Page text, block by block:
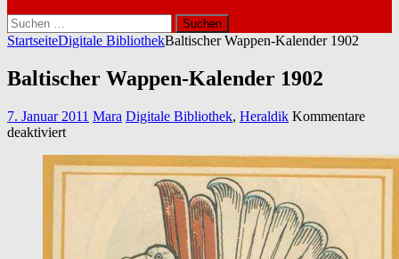
Suchen
nach:
StartseiteDigitale BibliothekBaltischer Wappen-Kalender 1902
Baltischer Wappen-Kalender 1902
7. Januar 2011 Mara Digitale Bibliothek, Heraldik Kommentare
deaktiviertfür
Wappen-
Kalender